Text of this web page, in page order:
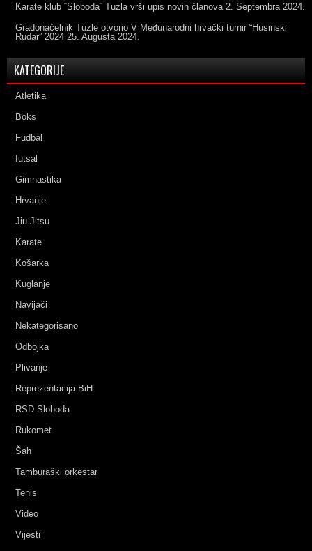
Karate klub ˝Sloboda˝ Tuzla vrši upis novih članova 2. Septembra 2024.
Gradonačelnik Tuzle otvorio V Međunarodni hrvački turnir “Husinski
Rudar” 2024 25. Augusta 2024.
KATEGORIJE
Atletika
Boks
Fudbal
futsal
Gimnastika
Hrvanje
Jiu Jitsu
Karate
Košarka
Kuglanje
Navijači
Nekategorisano
Odbojka
Plivanje
Reprezentacija BiH
RSD Sloboda
Rukomet
Šah
Tamburaški orkestar
Tenis
Video
Vijesti